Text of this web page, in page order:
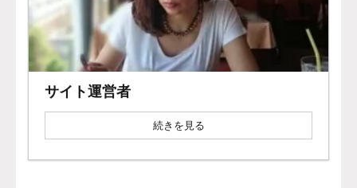
サイト運営者
続きを見る